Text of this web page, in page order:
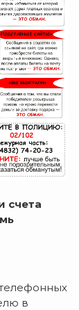
счета
телефонных
в